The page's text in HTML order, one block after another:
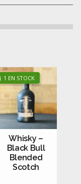
Whisky –
Black Bull
Blended
Scotch
1 EN STOCK